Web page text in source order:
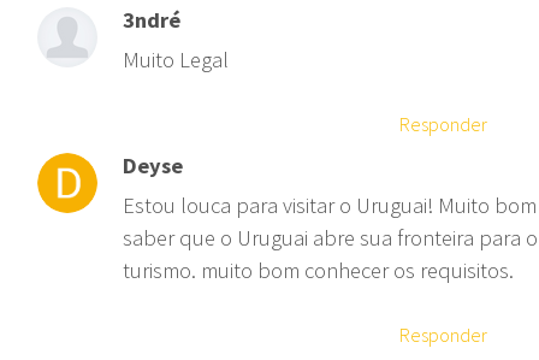
3ndré
Muito Legal
Responder
Deyse
Estou louca para visitar o Uruguai! Muito bom
saber que o Uruguai abre sua fronteira para o
turismo. muito bom conhecer os requisitos.
Responder